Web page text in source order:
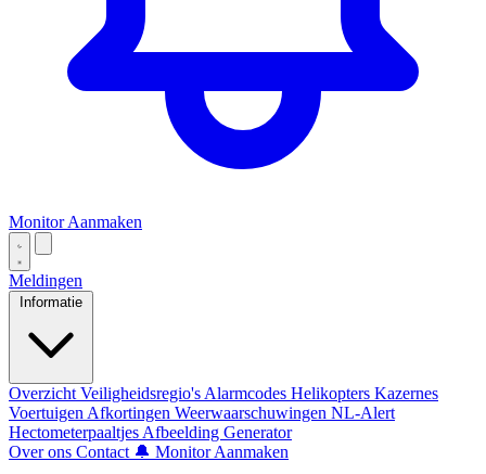
Monitor Aanmaken
Meldingen
Informatie
Overzicht Veiligheidsregio's Alarmcodes Helikopters Kazernes
Voertuigen Afkortingen Weerwaarschuwingen NL-Alert
Hectometerpaaltjes Afbeelding Generator
Over ons Contact 🔔 Monitor Aanmaken